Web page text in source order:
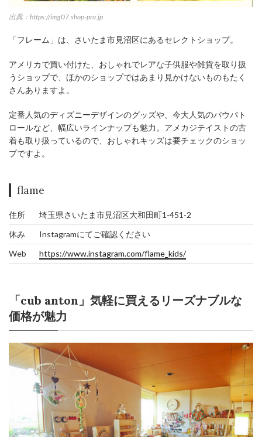
出典：https://img07.shop-pro.jp
「フレーム」は、さいたま市見沼区にあるセレクトショップ。
アメリカで買い付けた、おしゃれでレアな子供服や雑貨を取り扱
うショップで、ほかのショップではあまり見かけないものもたく
さんありますよ。
定番人気のディズニーデザインのグッズや、今大人気のパウパト
ロールなど、幅広いラインナップも魅力。アメカジテイストの古
着も取り扱っているので、おしゃれキッズは要チェックのショッ
プですよ。
flame
住所
埼玉県さいたま市見沼区大和田町1-451-2
休み
Instagramにてご確認ください
Web
https://www.instagram.com/flame_kids/
「cub anton」気軽に買えるリーズナブルな
価格が魅力